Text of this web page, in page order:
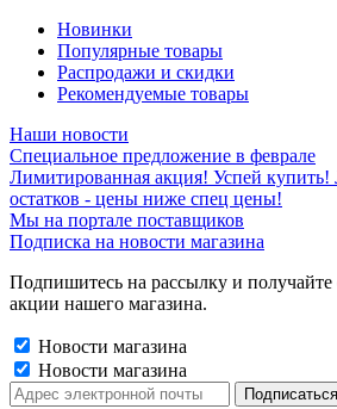
Новинки
Популярные товары
Распродажи и скидки
Рекомендуемые товары
Наши новости
Специальное предложение в феврале
Лимитированная акция! Успей купить!
остатков - цены ниже спец цены!
Мы на портале поставщиков
Подписка на новости магазина
Подпишитесь на рассылку и
акции нашего магазина.
Новости магазина
Новости магазина